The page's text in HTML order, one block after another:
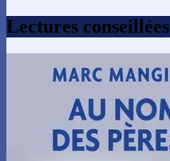
Lectures conseillées